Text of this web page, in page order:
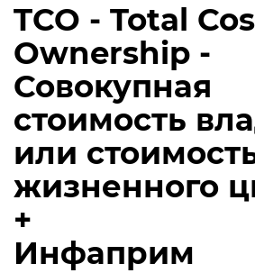
TCO - Total
Ownership -
Совокупная
стоимость
или
жизненного
+
Инфаприм